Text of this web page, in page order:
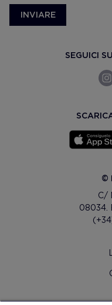
INVIARE
SEGUICI
©
C/
08034.